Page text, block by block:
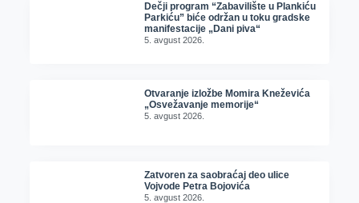
Dečji program “Zabavilište u Plankiću
Parkiću” biće održan u toku gradske
manifestacije „Dani piva“
5. avgust 2026.
Otvaranje izložbe Momira Kneževića
„Osvežavanje memorije“
5. avgust 2026.
Zatvoren za saobraćaj deo ulice
Vojvode Petra Bojovića
5. avgust 2026.